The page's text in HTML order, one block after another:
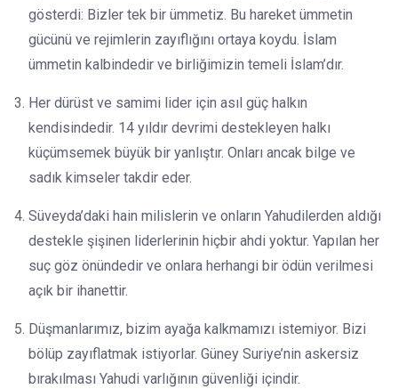
gösterdi: Bizler tek bir ümmetiz. Bu hareket ümmetin
gücünü ve rejimlerin zayıflığını ortaya koydu. İslam
ümmetin kalbindedir ve birliğimizin temeli İslam’dır.
Her dürüst ve samimi lider için asıl güç halkın
kendisindedir. 14 yıldır devrimi destekleyen halkı
küçümsemek büyük bir yanlıştır. Onları ancak bilge ve
sadık kimseler takdir eder.
Süveyda’daki hain milislerin ve onların Yahudilerden aldığı
destekle şişinen liderlerinin hiçbir ahdi yoktur. Yapılan her
suç göz önündedir ve onlara herhangi bir ödün verilmesi
açık bir ihanettir.
Düşmanlarımız, bizim ayağa kalkmamızı istemiyor. Bizi
bölüp zayıflatmak istiyorlar. Güney Suriye’nin askersiz
bırakılması Yahudi varlığının güvenliği içindir.